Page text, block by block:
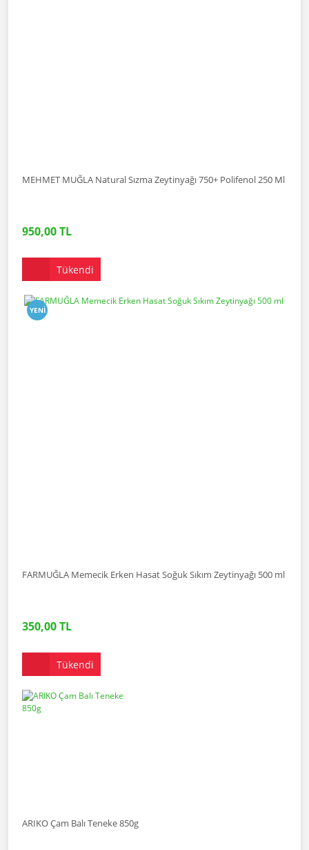
MEHMET MUĞLA Natural Sızma Zeytinyağı 750+ Polifenol 250 Ml
950,00 TL
Tükendi
YENI
FARMUĞLA Memecik Erken Hasat Soğuk Sıkım Zeytinyağı 500 ml
350,00 TL
Tükendi
ARIKO Çam Balı Teneke 850g